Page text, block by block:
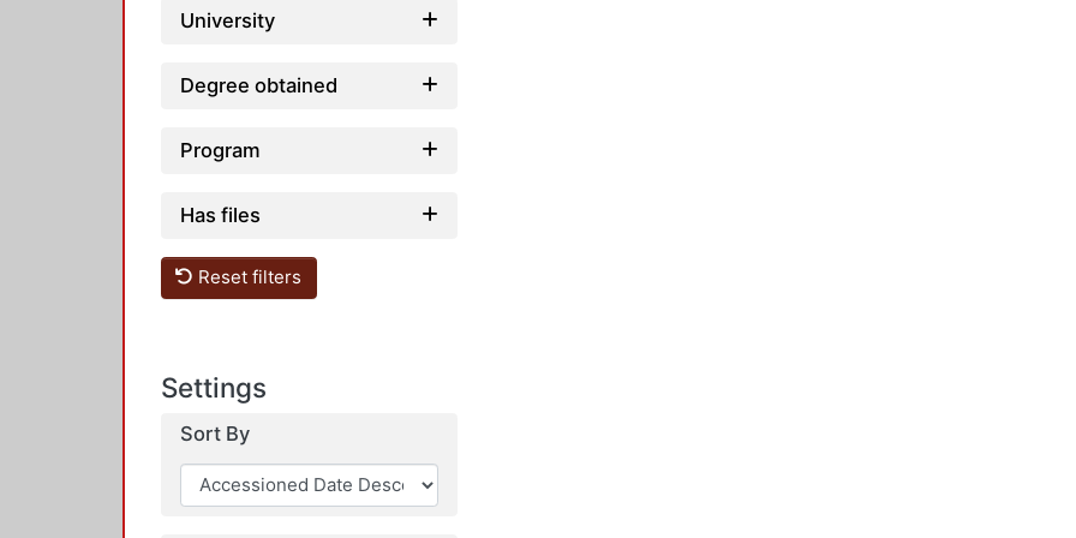
University
Degree obtained
Program
Has files
Reset filters
Settings
Sort By